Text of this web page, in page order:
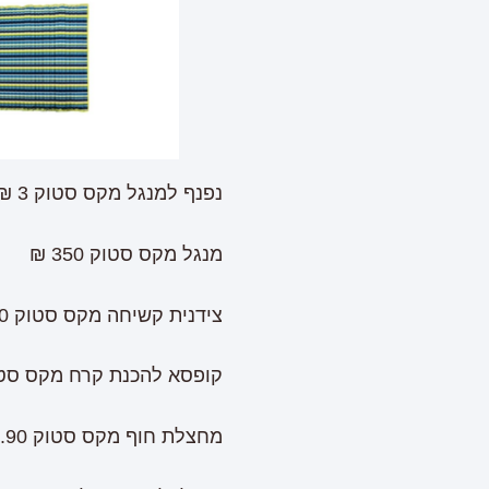
נפנף למנגל מקס סטוק 3 ₪
מנגל מקס סטוק 350 ₪
צידנית קשיחה מקס סטוק 139.90 ₪
קופסא להכנת קרח מקס סטוק
מחצלת חוף מקס סטוק 29.90 ₪